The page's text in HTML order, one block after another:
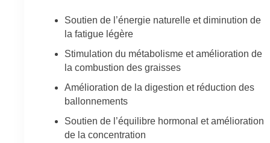
Soutien de l’énergie naturelle et diminution de
la fatigue légère
Stimulation du métabolisme et amélioration de
la combustion des graisses
Amélioration de la digestion et réduction des
ballonnements
Soutien de l’équilibre hormonal et amélioration
de la concentration